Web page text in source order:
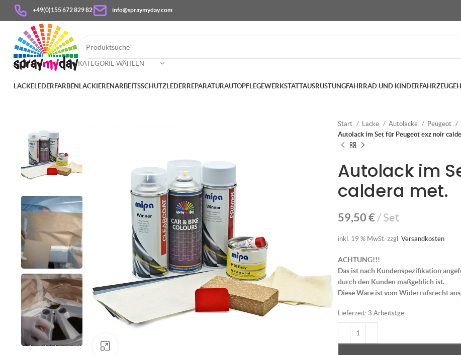
+49(0)155 672 829 82 info@spraymyday.com
KATEGORIE WÄHLEN
LACKELEDERFARBENLACKIERENARBEITSSCHUTZLEDERREPARATURAUTOPFLEGEWERKSTATTAUSRÜSTUNGFAHRRAD UND KINDERFAHRZEUGE
Start Lacke Autolacke Peugeot
Autolack im Set für Peugeot exz noir
Autolack im
caldera met.
59,50€ Set
inkl. 19 % MwSt. zzgl. Versandkosten
ACHTUNG!!!
Das ist nach Kundenspezifikation
durch den Kunden maßgeblich ist.
Diese Ware ist vom Widerrufsrecht
Lieferzeit: 3 Arbeitstge